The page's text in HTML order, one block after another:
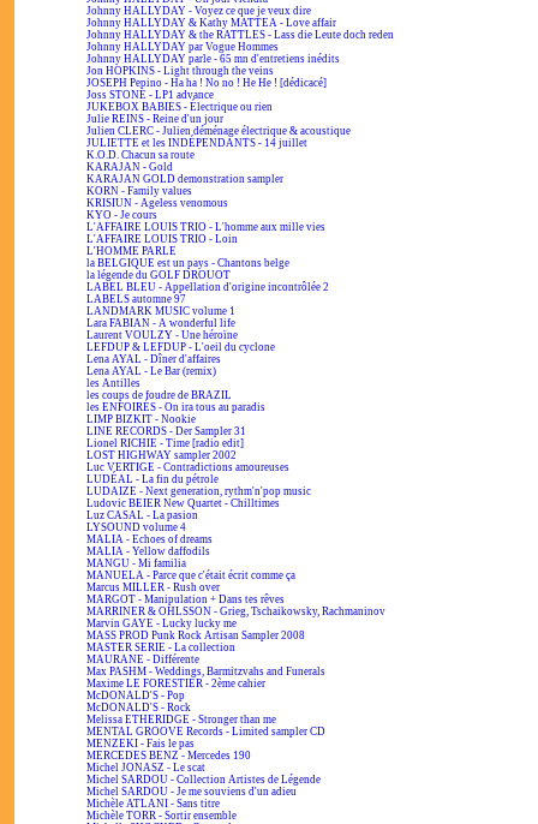
Johnny HALLYDAY - Voyez ce que je veux dire
Johnny HALLYDAY & Kathy MATTEA - Love affair
Johnny HALLYDAY & the RATTLES - Lass die Leute doch reden
Johnny HALLYDAY par Vogue Hommes
Johnny HALLYDAY parle - 65 mn d'entretiens inédits
Jon HOPKINS - Light through the veins
JOSEPH Pepino - Ha ha ! No no ! He He ! [dédicacé]
Joss STONE - LP1 advance
JUKEBOX BABIES - Électrique ou rien
Julie REINS - Reine d'un jour
Julien CLERC - Julien déménage électrique & acoustique
JULIETTE et les INDÉPENDANTS - 14 juillet
K.O.D. Chacun sa route
KARAJAN - Gold
KARAJAN GOLD demonstration sampler
KORN - Family values
KRISIUN - Ageless venomous
KYO - Je cours
L'AFFAIRE LOUIS TRIO - L'homme aux mille vies
L'AFFAIRE LOUIS TRIO - Loin
L'HOMME PARLE
la BELGIQUE est un pays - Chantons belge
la légende du GOLF DROUOT
LABEL BLEU - Appellation d'origine incontrôlée 2
LABELS automne 97
LANDMARK MUSIC volume 1
Lara FABIAN - A wonderful life
Laurent VOULZY - Une héroïne
LEFDUP & LEFDUP - L'oeil du cyclone
Lena AYAL - Dîner d'affaires
Lena AYAL - Le Bar (remix)
les Antilles
les coups de foudre de BRAZIL
les ENFOIRÉS - On ira tous au paradis
LIMP BIZKIT - Nookie
LINE RECORDS - Der Sampler 31
Lionel RICHIE - Time [radio edit]
LOST HIGHWAY sampler 2002
Luc VERTIGE - Contradictions amoureuses
LUDÉAL - La fin du pétrole
LUDAIZE - Next generation, rythm'n'pop music
Ludovic BEIER New Quartet - Chilltimes
Luz CASAL - La pasion
LYSOUND volume 4
MALIA - Echoes of dreams
MALIA - Yellow daffodils
MANGU - Mi familia
MANUELA - Parce que c'était écrit comme ça
Marcus MILLER - Rush over
MARGOT - Manipulation + Dans tes rêves
MARRINER & OHLSSON - Grieg, Tschaikowsky, Rachmaninov
Marvin GAYE - Lucky lucky me
MASS PROD Punk Rock Artisan Sampler 2008
MASTER SERIE - La collection
MAURANE - Différente
Max PASHM - Weddings, Barmitzvahs and Funerals
Maxime LE FORESTIER - 2ème cahier
McDONALD'S - Pop
McDONALD'S - Rock
Melissa ETHERIDGE - Stronger than me
MENTAL GROOVE Records - Limited sampler CD
MENZEKI - Fais le pas
MERCEDES BENZ - Mercedes 190
Michel JONASZ - Le scat
Michel SARDOU - Collection Artistes de Légende
Michel SARDOU - Je me souviens d'un adieu
Michèle ATLANI - Sans titre
Michèle TORR - Sortir ensemble